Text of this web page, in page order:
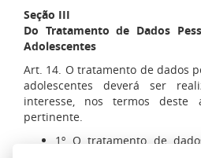
Seção III
Do Tratamento de Dados
Adolescentes
Art. 14. O tratamento de dados
adolescentes deverá ser
interesse, nos termos deste
pertinente.
1º O tratamento de